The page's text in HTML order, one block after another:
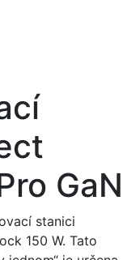
GaN
stanici
150 W. Tato